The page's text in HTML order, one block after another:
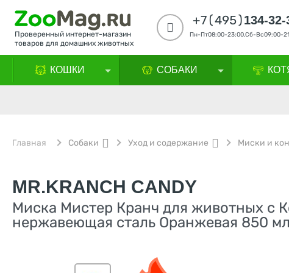
Проверенный интернет-магазин
товаров для домашних животных
+7(495)134-32-
Пн-Пт08:00-23:00,Сб-Вс09:00-
КОШКИ СОБАКИ
Главная Собаки Уход и содержание Миски и
MR.KRANCH CANDY
Миска Мистер Кранч для животных с
нержавеющая сталь Оранжевая 850 мл